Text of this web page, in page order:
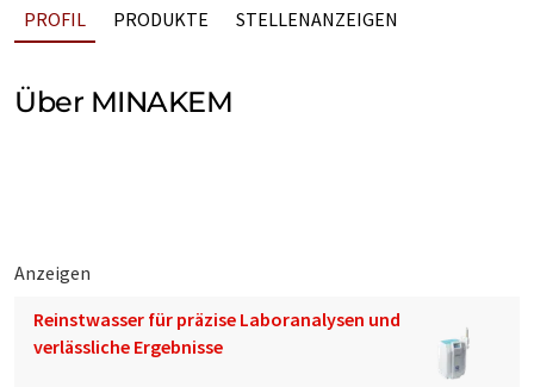
PROFIL PRODUKTE STELLENANZEIGEN
Über MINAKEM
Anzeigen
Reinstwasser für präzise Laboranalysen und
verlässliche Ergebnisse